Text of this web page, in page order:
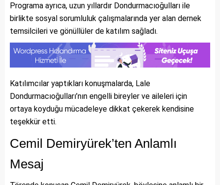
Programa ayrıca, uzun yıllardır Dondurmacıoğulları ile
birlikte sosyal sorumluluk çalışmalarında yer alan dernek
temsilcileri ve gönüllüler de katılım sağladı.
Katılımcılar yaptıkları konuşmalarda, Lale
Dondurmacıoğulları’nın engelli bireyler ve aileleri için
ortaya koyduğu mücadeleye dikkat çekerek kendisine
teşekkür etti.
Cemil Demiryürek’ten Anlamlı
Mesaj